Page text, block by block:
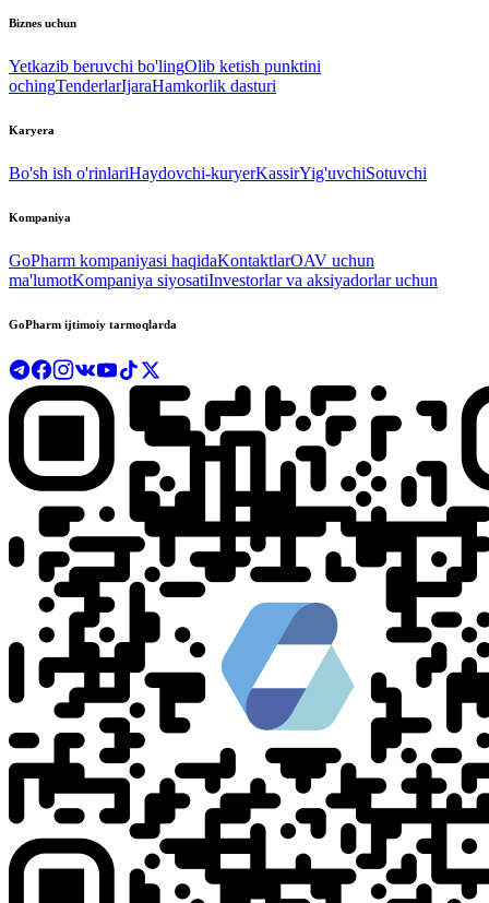
Biznes uchun
Yetkazib beruvchi bo'lingOlib ketish punktini
ochingTenderlarIjaraHamkorlik dasturi
Karyera
Bo'sh ish o'rinlariHaydovchi-kuryerKassirYig'uvchiSotuvchi
Kompaniya
GoPharm kompaniyasi haqidaKontaktlarOAV uchun
ma'lumotKompaniya siyosatiInvestorlar va aksiyadorlar uchun
GoPharm ijtimoiy tarmoqlarda